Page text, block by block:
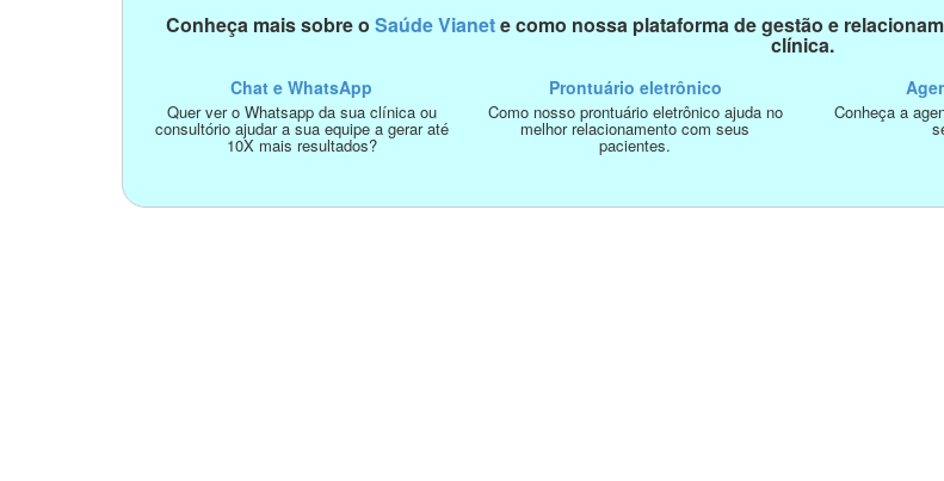
Conheça mais sobre o Saúde Vianete como nossa plataforma de gestão e
clínica.
Chat e WhatsApp
Quer ver o Whatsapp da sua clínica ou
consultório ajudar a sua equipe a gerar até
10X mais resultados?
Prontuário eletrônico
Como nosso prontuário eletrônico ajuda no
melhor relacionamento com seus
pacientes.
Conheça a